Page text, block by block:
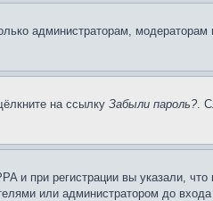
администраторам,
на ссылку Забыли пароль?.
и при регистрации вы указали,
или администратором до